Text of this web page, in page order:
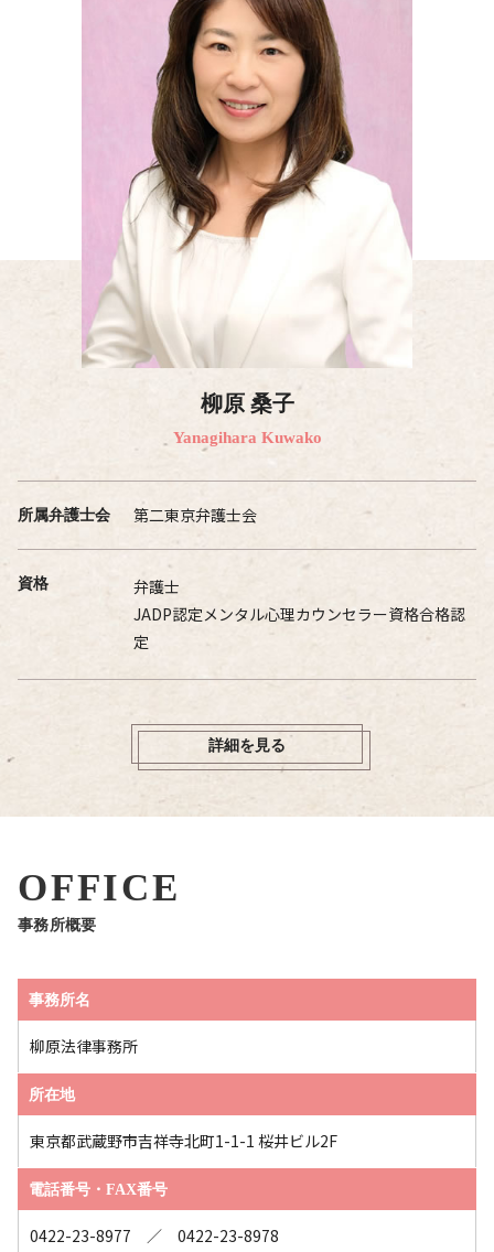
柳原 桑子
Yanagihara Kuwako
所属弁護士会 第二東京弁護士会
資格
弁護士
JADP認定メンタル心理カウンセラー資格合格認
定
詳細を見る
OFFICE
事務所概要
事務所名
柳原法律事務所
所在地
東京都武蔵野市吉祥寺北町1-1-1 桜井ビル2F
電話番号・FAX番号
0422-23-8977 ／ 0422-23-8978